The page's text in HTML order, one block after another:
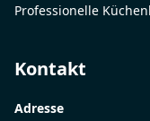
Professionelle
Kontakt
Adresse